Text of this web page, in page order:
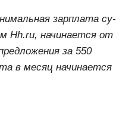
зарплата су-
Hh.ru, начинается от
за 550
в месяц начинается